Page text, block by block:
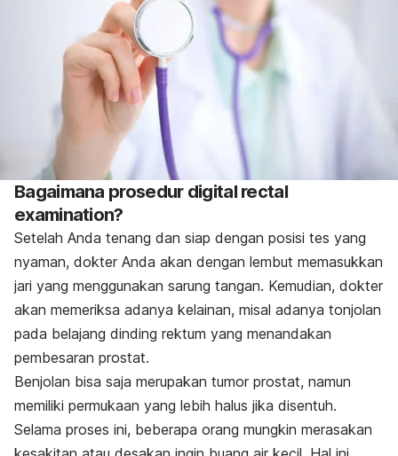
Bagaimana prosedur digital rectal
examination?
Setelah Anda tenang dan siap dengan posisi tes yang
nyaman, dokter Anda akan dengan lembut memasukkan
jari yang menggunakan sarung tangan. Kemudian, dokter
akan memeriksa adanya kelainan, misal adanya tonjolan
pada belajang dinding rektum yang menandakan
pembesaran prostat.
Benjolan bisa saja merupakan tumor prostat, namun
memiliki permukaan yang lebih halus jika disentuh.
Selama proses ini, beberapa orang mungkin merasakan